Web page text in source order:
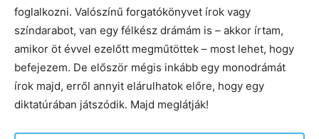
foglalkozni. Valószínű forgatókönyvet írok vagy
színdarabot, van egy félkész drámám is – akkor írtam,
amikor öt évvel ezelőtt megműtöttek – most lehet, hogy
befejezem. De először mégis inkább egy monodrámát
írok majd, erről annyit elárulhatok előre, hogy egy
diktatúrában játszódik. Majd meglátják!